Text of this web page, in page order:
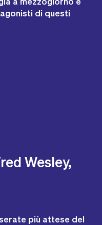
di questi
Wesley,
più attese del